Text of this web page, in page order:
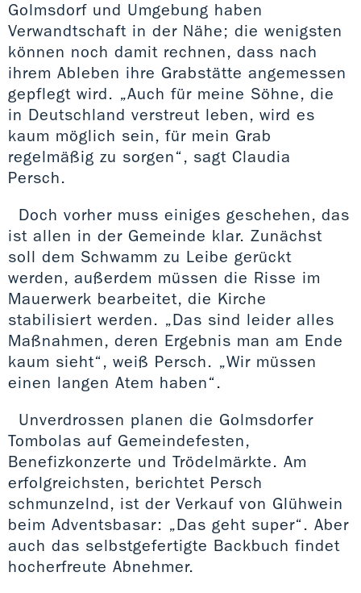
Golmsdorf und Umgebung haben
Verwandtschaft in der Nähe; die wenigsten
können noch damit rechnen, dass nach
ihrem Ableben ihre Grabstätte angemessen
gepflegt wird. „Auch für meine Söhne, die
in Deutschland verstreut leben, wird es
kaum möglich sein, für mein Grab
regelmäßig zu sorgen“, sagt Claudia
Persch.
Doch vorher muss einiges geschehen, das
ist allen in der Gemeinde klar. Zunächst
soll dem Schwamm zu Leibe gerückt
werden, außerdem müssen die Risse im
Mauerwerk bearbeitet, die Kirche
stabilisiert werden. „Das sind leider alles
Maßnahmen, deren Ergebnis man am Ende
kaum sieht“, weiß Persch. „Wir müssen
einen langen Atem haben“.
Unverdrossen planen die Golmsdorfer
Tombolas auf Gemeindefesten,
Benefizkonzerte und Trödelmärkte. Am
erfolgreichsten, berichtet Persch
schmunzelnd, ist der Verkauf von Glühwein
beim Adventsbasar: „Das geht super“. Aber
auch das selbstgefertigte Backbuch findet
hocherfreute Abnehmer.